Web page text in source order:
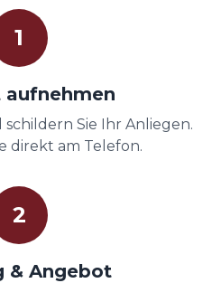
1
Sie Ihr Anliegen.
direkt am Telefon.
2
& Angebot